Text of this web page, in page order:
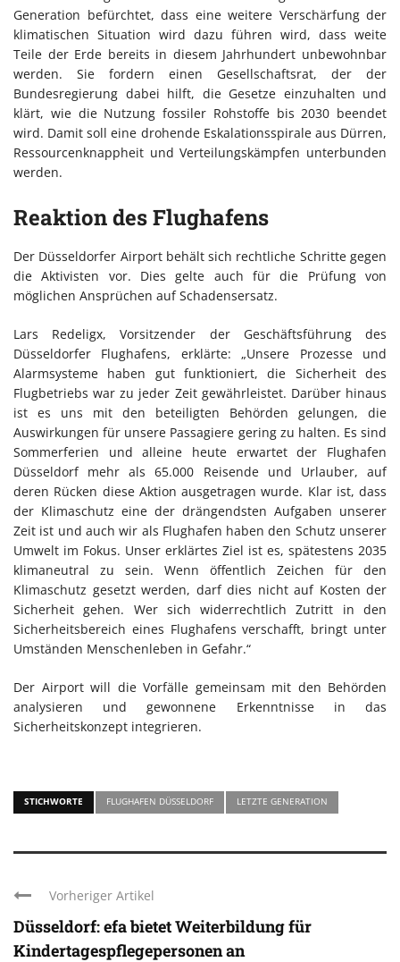
Generation befürchtet, dass eine weitere Verschärfung der
klimatischen Situation wird dazu führen wird, dass weite
Teile der Erde bereits in diesem Jahrhundert unbewohnbar
werden. Sie fordern einen Gesellschaftsrat, der der
Bundesregierung dabei hilft, die Gesetze einzuhalten und
klärt, wie die Nutzung fossiler Rohstoffe bis 2030 beendet
wird. Damit soll eine drohende Eskalationsspirale aus Dürren,
Ressourcenknappheit und Verteilungskämpfen unterbunden
werden.
Reaktion des Flughafens
Der Düsseldorfer Airport behält sich rechtliche Schritte gegen
die Aktivisten vor. Dies gelte auch für die Prüfung von
möglichen Ansprüchen auf Schadensersatz.
Lars Redeligx, Vorsitzender der Geschäftsführung des
Düsseldorfer Flughafens, erklärte: „Unsere Prozesse und
Alarmsysteme haben gut funktioniert, die Sicherheit des
Flugbetriebs war zu jeder Zeit gewährleistet. Darüber hinaus
ist es uns mit den beteiligten Behörden gelungen, die
Auswirkungen für unsere Passagiere gering zu halten. Es sind
Sommerferien und alleine heute erwartet der Flughafen
Düsseldorf mehr als 65.000 Reisende und Urlauber, auf
deren Rücken diese Aktion ausgetragen wurde. Klar ist, dass
der Klimaschutz eine der drängendsten Aufgaben unserer
Zeit ist und auch wir als Flughafen haben den Schutz unserer
Umwelt im Fokus. Unser erklärtes Ziel ist es, spätestens 2035
klimaneutral zu sein. Wenn öffentlich Zeichen für den
Klimaschutz gesetzt werden, darf dies nicht auf Kosten der
Sicherheit gehen. Wer sich widerrechtlich Zutritt in den
Sicherheitsbereich eines Flughafens verschafft, bringt unter
Umständen Menschenleben in Gefahr.“
Der Airport will die Vorfälle gemeinsam mit den Behörden
analysieren und gewonnene Erkenntnisse in das
Sicherheitskonzept integrieren.
STICHWORTE FLUGHAFEN DÜSSELDORF LETZTE GENERATION
Vorheriger Artikel
Düsseldorf: efa bietet Weiterbildung für
Kindertagespflegepersonen an